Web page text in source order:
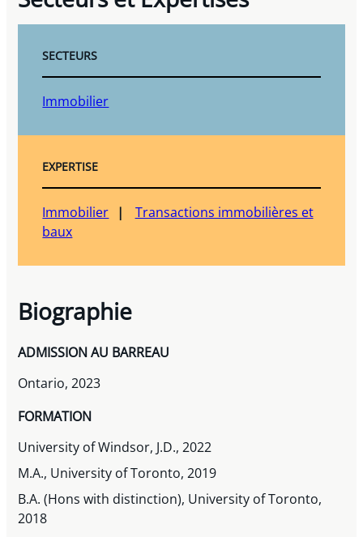
SECTEURS
Immobilier
EXPERTISE
Immobilier
Transactions immobilières et
baux
Biographie
ADMISSION AU BARREAU
Ontario, 2023
FORMATION
University of Windsor, J.D., 2022
M.A., University of Toronto, 2019
B.A. (Hons with distinction), University of Toronto,
2018